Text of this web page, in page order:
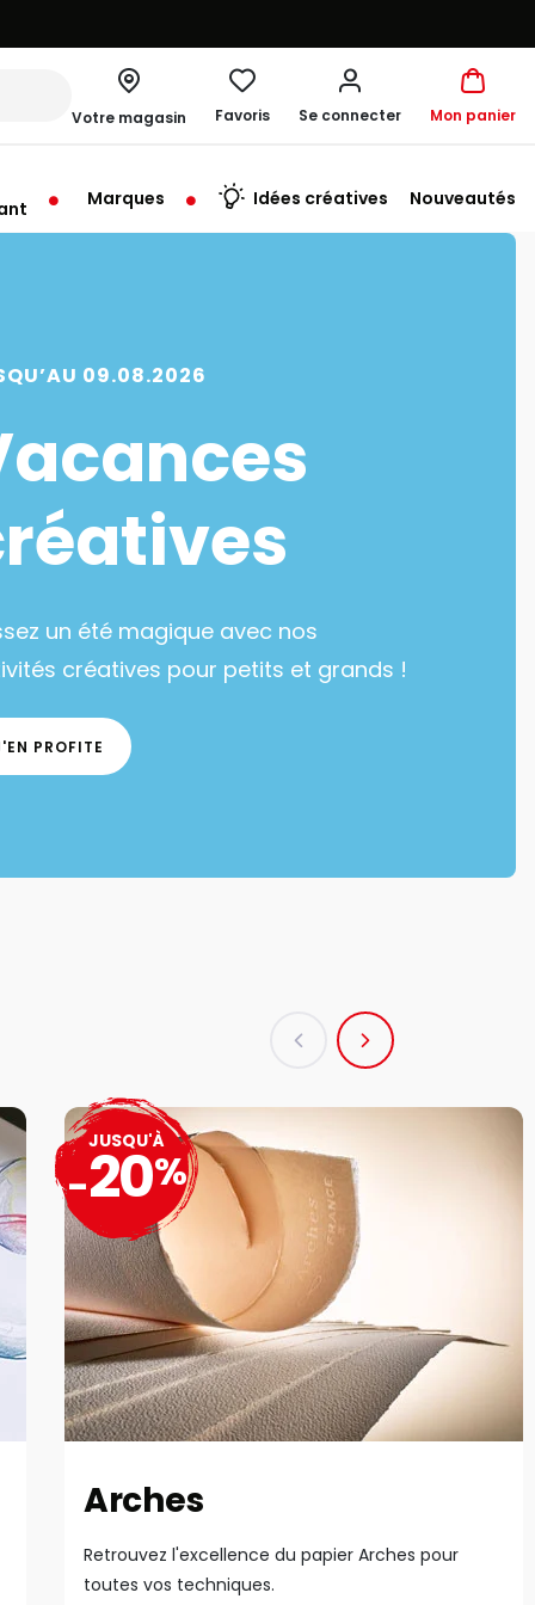
Votre magasin
à 19:30
Favoris Se connecter Mon panier
Marques Idées créatives Nouveautés
09.08.2026
un été magique avec nos
créatives pour petits et grands !
PROFITE
Arches
Retrouvez l'excellence du papier Arches pour
toutes vos techniques.
JUSQU'À
-20%